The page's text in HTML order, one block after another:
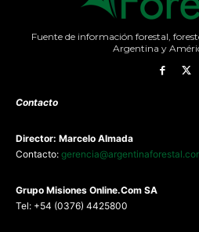
Fuente de información forestal,
Argentina y
Contacto
Director: Marcelo Almada
Contacto:
Grupo Misiones Online.Com SA
Tel: +54 (0376) 4425800